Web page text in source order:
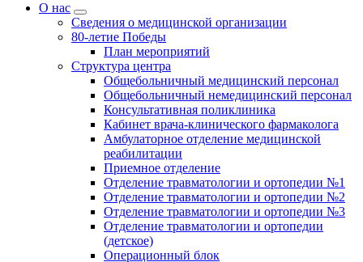
О нас
Сведения о медицинской организации
80-летие Победы
План мероприятий
Структура центра
Общебольничный медицинский персонал
Общебольничный немедицинский персонал
Консультативная поликлиника
Кабинет врача-клинического фармаколога
Амбулаторное отделение медицинской
реабилитации
Приемное отделение
Отделение травматологии и ортопедии №1
Отделение травматологии и ортопедии №2
Отделение травматологии и ортопедии №3
Отделение травматологии и ортопедии
(детское)
Операционный блок